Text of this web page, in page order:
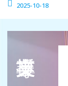
2025-10-18